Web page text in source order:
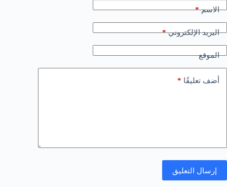
الاسم*
البريد الإلكتروني*
الموقع
أضف تعليقًا *
إرسال التعليق